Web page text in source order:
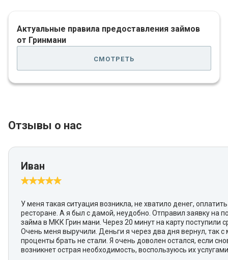
Актуальные правила предоставления займов
от Гринмани
смотреть
Отзывы о нас
Иван
У меня такая ситуация возникла, не хватило денег,
ресторане. А я был с дамой, неудобно. Отправил заявку на
займа в МКК Грин мани. Через 20 минут на карту поступили
Очень меня выручили. Деньги я через два дня вернул, так с
проценты брать не стали. Я очень доволен остался, если
возникнет острая необходимость, воспользуюсь их